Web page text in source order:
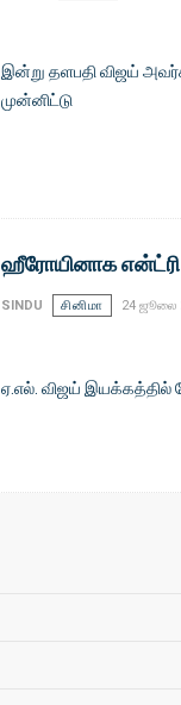
இன்று தளபதி விஜய்
முன்னிட்டு
ஹீரோயினாக என்ட்ரி
SINDU சினிமா 24 ஜூலை
ஏ.எல். விஜய் இயக்கத்தில்